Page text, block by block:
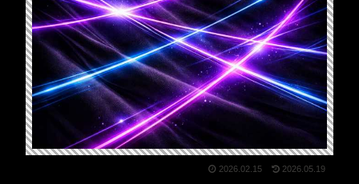
2026.02.15 2026.05.19